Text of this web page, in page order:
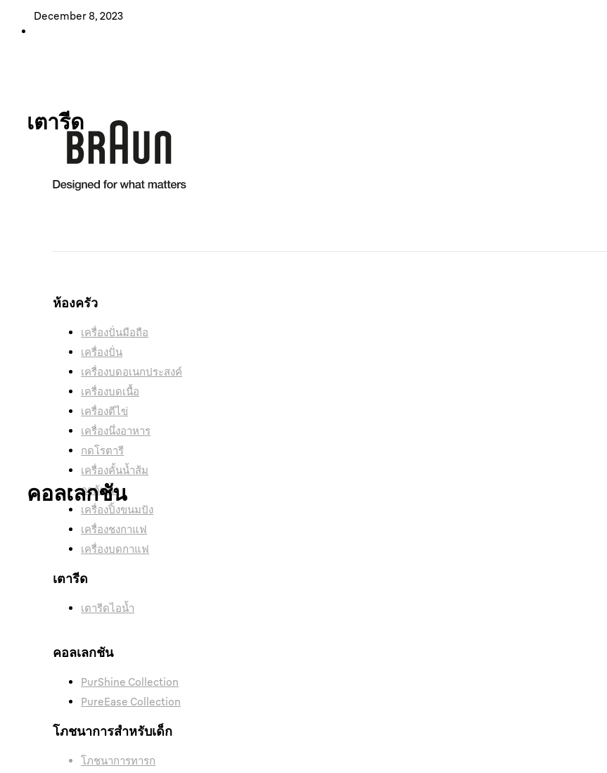
December 8, 2023
ห้องครัว
เครื่องปั่นมือถือ
เครื่องปั่น
เครื่องบดอเนกประสงค์
เครื่องบดเนื้อ
เครื่องตีไข่
เครื่องนึ่งอาหาร
กดโรตารี
เครื่องคั้นน้ำส้ม
กาต้มน้ำ
เครื่องปิ้งขนมปัง
เครื่องชงกาแฟ
เครื่องบดกาแฟ
เตารีด
เตารีดไอน้ำ
คอลเลกชัน
PurShine Collection
PureEase Collection
โภชนาการสำหรับเด็ก
โภชนาการทารก
เตารีด
คอลเลกชัน
สัมผัสกัลผลิตภัณฑ์ของเรา